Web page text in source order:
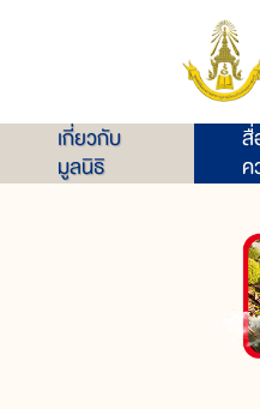
เกี่ยวกับ
มูลนิธิ
สื่
ค